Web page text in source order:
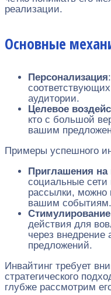
реализации.
Основные
Персонализация
аудитории.
Целевое
кто с большой
вашим
Примеры успешного
Приглашения
социальные сети
рассылки, можно
вашим событиям.
Стимулирование
действия для
через
предложений.
Инвайтинг требует
стратегического
глубже рассмотрим